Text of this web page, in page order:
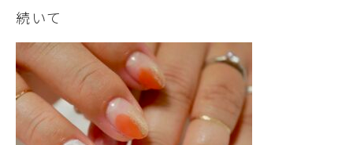
続いて